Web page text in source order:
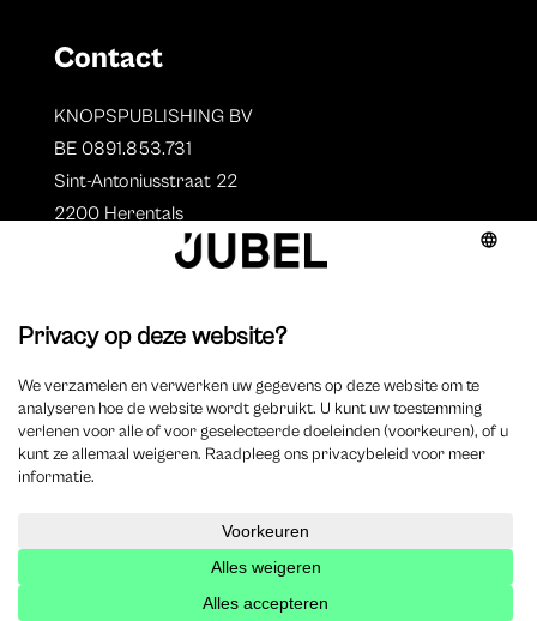
Contact
KNOPSPUBLISHING BV
BE 0891.853.731
Sint-Antoniusstraat 22
2200 Herentals
Auteurs
Overzicht auteurs
Auteur worden?
2025 Jubel – Webdesign byWisemen
Cookieverklaring–Disclaimer–